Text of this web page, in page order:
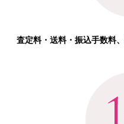
査定料・送料・振込手数料、